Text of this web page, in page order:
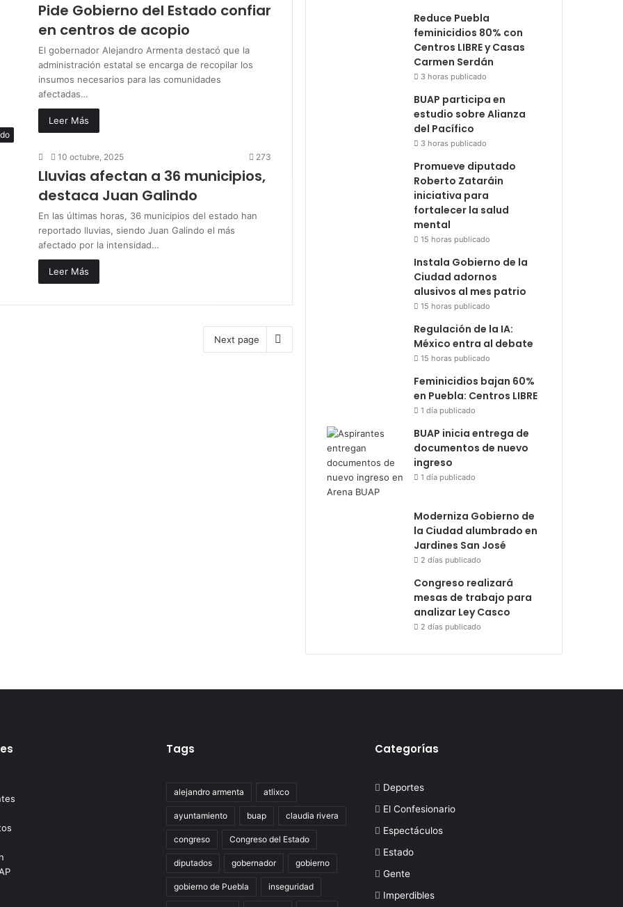
Pide Gobierno del Estado confiar
en centros de acopio
El gobernador Alejandro Armenta destacó que la
administración estatal se encarga de recopilar los
insumos necesarios para las comunidades
afectadas…
Leer Más
10 octubre, 2025 273
Lluvias afectan a 36 municipios,
destaca Juan Galindo
En las últimas horas, 36 municipios del estado han
reportado lluvias, siendo Juan Galindo el más
afectado por la intensidad…
Leer Más
Next page
Reduce Puebla
feminicidios 80% con
Centros LIBRE y Casas
Carmen Serdán
3 horas publicado
BUAP participa en
estudio sobre Alianza
del Pacífico
3 horas publicado
Promueve diputado
Roberto Zataráin
iniciativa para
fortalecer la salud
mental
15 horas publicado
Instala Gobierno de la
Ciudad adornos
alusivos al mes patrio
15 horas publicado
Regulación de la IA:
México entra al debate
15 horas publicado
Feminicidios bajan 60%
en Puebla: Centros LIBRE
1 día publicado
BUAP inicia entrega de
documentos de nuevo
ingreso
1 día publicado
Moderniza Gobierno de
la Ciudad alumbrado en
Jardines San José
2 días publicado
Congreso realizará
mesas de trabajo para
analizar Ley Casco
2 días publicado
Tags
alejandro armenta atlixco
ayuntamiento buap claudia rivera
congreso Congreso del Estado
diputados gobernador gobierno
gobierno de Puebla inseguridad
Categorías
Deportes
El Confesionario
Espectáculos
Estado
Gente
Imperdibles